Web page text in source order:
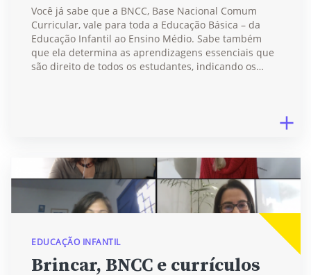
Você já sabe que a BNCC, Base Nacional Comum
Curricular, vale para toda a Educação Básica – da
Educação Infantil ao Ensino Médio. Sabe também
que ela determina as aprendizagens essenciais que
são direito de todos os estudantes, indicando os…
EDUCAÇÃO INFANTIL
Brincar, BNCC e currículos